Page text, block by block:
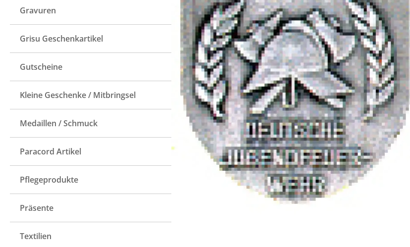
Gravuren
Grisu Geschenkartikel
Gutscheine
Kleine Geschenke / Mitbringsel
Medaillen / Schmuck
Paracord Artikel
Pflegeprodukte
Präsente
Textilien